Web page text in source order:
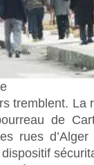
tremblent. La
de
rues